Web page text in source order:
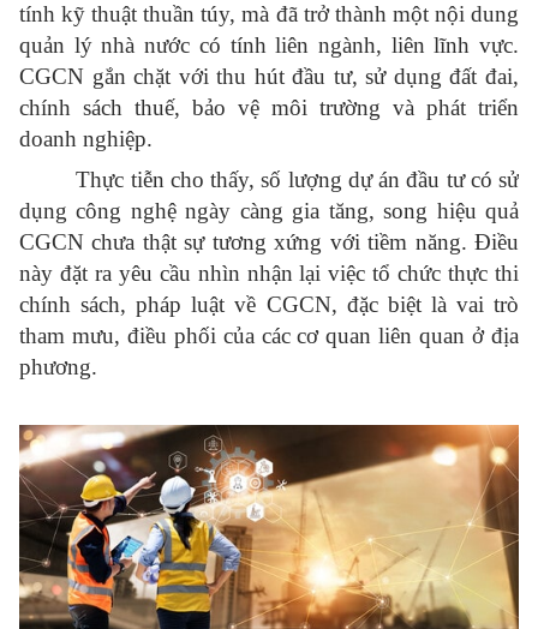
tính kỹ thuật thuần túy, mà đã trở thành một nội dung
quản lý nhà nước có tính liên ngành, liên lĩnh vực.
CGCN gắn chặt với thu hút đầu tư, sử dụng đất đai,
chính sách thuế, bảo vệ môi trường và phát triển
doanh nghiệp.
Thực tiễn cho thấy, số lượng dự án đầu tư có sử
dụng công nghệ ngày càng gia tăng, song hiệu quả
CGCN chưa thật sự tương xứng với tiềm năng. Điều
này đặt ra yêu cầu nhìn nhận lại việc tổ chức thực thi
chính sách, pháp luật về CGCN, đặc biệt là vai trò
tham mưu, điều phối của các cơ quan liên quan ở địa
phương.